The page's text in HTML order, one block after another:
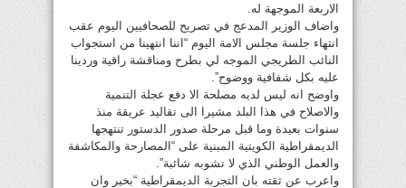
الاربعة الموجهة له.
واضاف الوزير المدعج في تصريح للصحافيين اليوم عقب
انتهاء جلسة مجلس الامة اليوم “اننا انتهينا من استجواب
النائب الطريجي الموجه لي بطرح ومناقشة راقية وردينا
عليه بكل شفافية ووضوح”.
واوضح انه ليس لديه مصلحة الا دفع عجلة التنمية
والاصلاح في هذا البلد مشيرا الى تقاليد عريقة منذ
سنوات بعيدة وما قبل مرحلة صدور الدستور تنتهجها
الديمقراطية الكويتية المبنية على “المصارحة والمكاشفة
والعمل الوطني الذي لا تشوبه شائبة”.
واعرب عن ثقته بان التجربة الديمقراطية “بخير وان